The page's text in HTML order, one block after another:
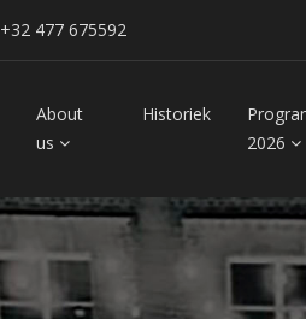
+32 477 675592
About
us
Historiek
2026